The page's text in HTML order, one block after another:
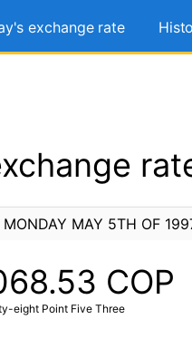
exchange rate
MAY 5TH OF
COP
eight Point Five Three